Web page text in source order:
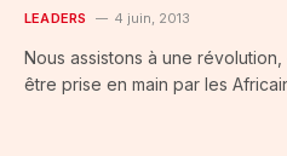
LEADERS 4 juin, 2013
Nous assistons à une
être prise en main par les